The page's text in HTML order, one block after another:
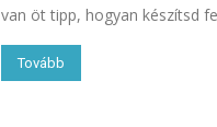
van öt tipp, hogyan készítsd
Tovább